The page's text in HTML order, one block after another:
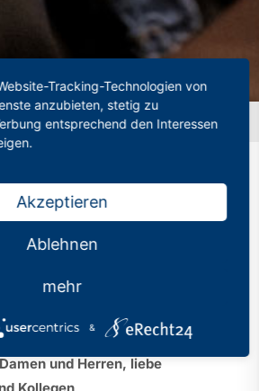
PhV kostenfrei zur Didacta nach Köln
PhV kostenfrei
nach Köln
und Herren, liebe
Tracking-Technologien von
anzubieten, stetig zu
entsprechend den Interessen
Akzeptieren
Ablehnen
mehr
&